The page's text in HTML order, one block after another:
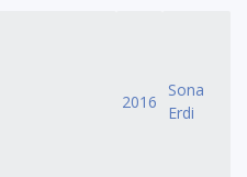
2016
Sona
Erdi